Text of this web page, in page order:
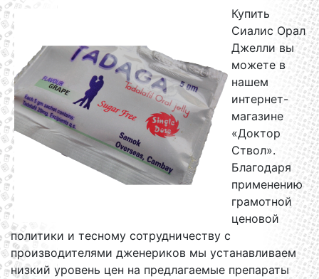
Купить
Сиалис Орал
Джелли вы
можете в
нашем
интернет-
магазине
«Доктор
Ствол».
Благодаря
применению
грамотной
ценовой
политики и тесному сотрудничеству с
производителями дженериков мы устанавливаем
низкий уровень цен на предлагаемые препараты